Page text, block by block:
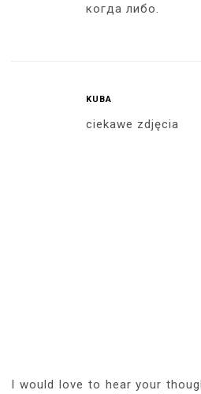
когда либо.
KUBA
ciekawe zdjęcia
I would love to hear your